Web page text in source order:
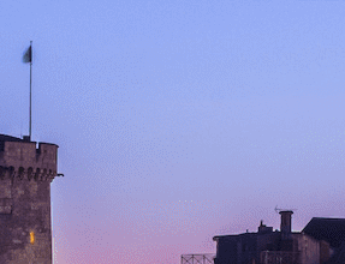
Menu
Ajoutez un logo, un
Cliquez pour éditer